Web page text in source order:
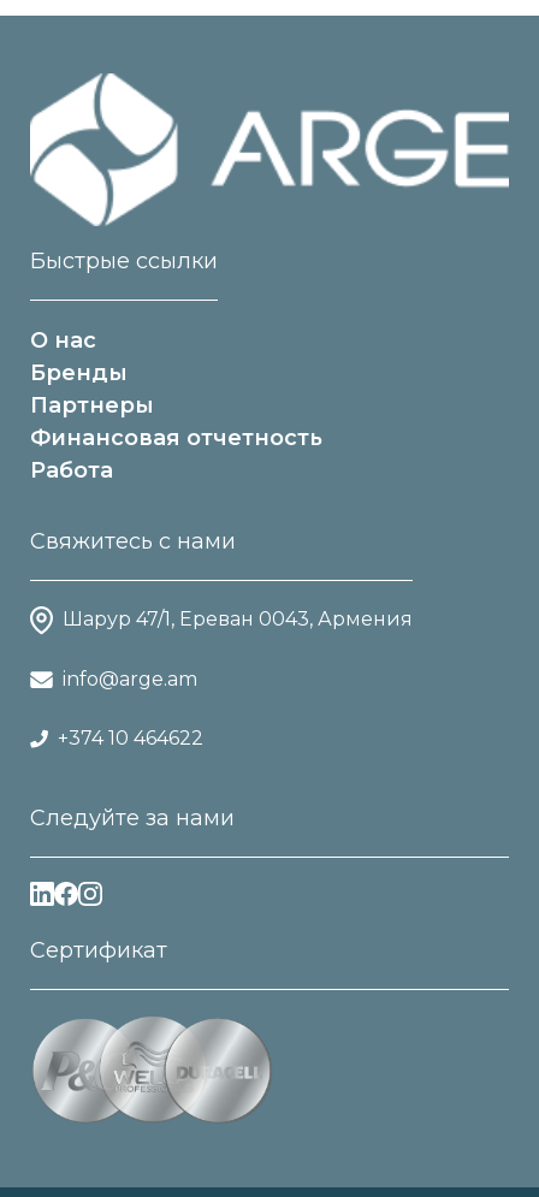
Быстрые ссылки
О нас
Бренды
Партнеры
Финансовая отчетность
Работа
Свяжитесь с нами
Шарур 47/1, Ереван 0043, Армения
info@arge.am
+374 10 464622
Следуйте за нами
Сертификат